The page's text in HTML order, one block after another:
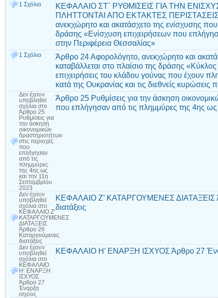
1 Σχόλιο
ΚΕΦΑΛΑΙΟ ΣΤ΄ ΡΥΘΜΙΣΕΙΣ ΓΙΑ ΤΗΝ
ΠΛΗΤΤΟΝΤΑΙ ΑΠΟ ΕΚΤΑΚΤΕΣ ΠΕΡΙΣΤΑΣΕΙΣ
ανεκχώρητο και ακατάσχετο της ενίσχυσης
δράσης «Ενίσχυση επιχειρήσεων που
στην Περιφέρεια Θεσσαλίας»
1 Σχόλιο
Άρθρο 24 Αφορολόγητο, ανεκχώρητο και
καταβάλλεται στο πλαίσιο της δράσης
επιχειρήσεις του κλάδου γούνας που έχουν
κατά της Ουκρανίας και τις διεθνείς κυρώσεις
Δεν έχουν
υποβληθεί
σχόλια στο
Άρθρο 25
Ρυθμίσεις για
την άσκηση
οικονομικών
δραστηριοτήτων
στις περιοχές
που
επλήγησαν
από τις
πλημμύρες
της 4ης ως
και την 11η
Σεπτεμβρίου
2023
Άρθρο 25 Ρυθμίσεις για την άσκηση
που επλήγησαν από τις πλημμύρες της 4ης ως
Δεν έχουν
υποβληθεί
σχόλια στο
ΚΕΦΑΛΑΙΟ Ζ’
ΚΑΤΑΡΓΟΥΜΕΝΕΣ
ΔΙΑΤΑΞΕΙΣ
Άρθρο 26
Καταργούμενες
διατάξεις
ΚΕΦΑΛΑΙΟ Ζ’ ΚΑΤΑΡΓΟΥΜΕΝΕΣ ΔΙΑΤΑΞΕΙΣ
διατάξεις
Δεν έχουν
υποβληθεί
σχόλια στο
ΚΕΦΑΛΑΙΟ
Η’ ΕΝΑΡΞΗ
ΙΣΧΥΟΣ
Άρθρο 27
Έναρξη
ισχύος
ΚΕΦΑΛΑΙΟ Η’ ΕΝΑΡΞΗ ΙΣΧΥΟΣ Άρθρο 27